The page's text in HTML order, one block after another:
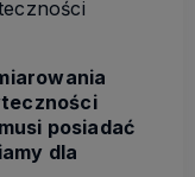
posiadać
dla